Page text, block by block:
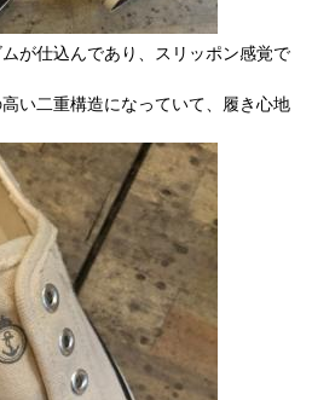
が仕込んであり、スリッポン感覚で
い二重構造になっていて、履き心地